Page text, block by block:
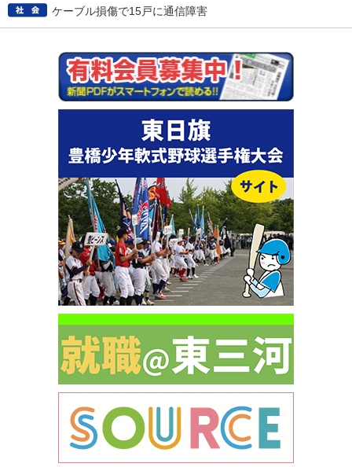
ケーブル損傷で15戸に通信障害